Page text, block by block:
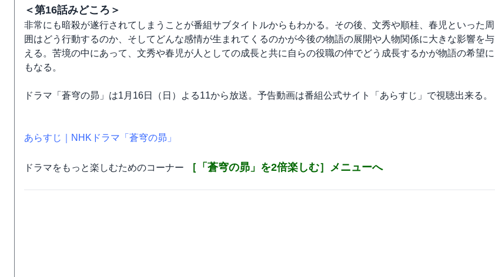
＜第16話みどころ＞
非常にも暗殺が遂行されてしまうことが番組サブタイトルからもわかる。その後、文秀や順桂、春児といった周
囲はどう行動するのか、そしてどんな感情が生まれてくるのかが今後の物語の展開や人物関係に大きな影響を与
える。苦境の中にあって、文秀や春児が人としての成長と共に自らの役職の仲でどう成長するかが物語の希望に
もなる。
ドラマ「蒼穹の昴」は1月16日（日）よる11から放送。予告動画は番組公式サイト「あらすじ」で視聴出来る。
あらすじ｜NHKドラマ「蒼穹の昴」
ドラマをもっと楽しむためのコーナー ［「蒼穹の昴」を2倍楽しむ］メニューへ